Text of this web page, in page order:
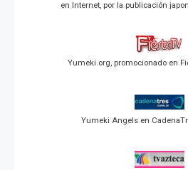
en Internet, por la publicación
Yumeki.org, promocionado en
Yumeki Angels en